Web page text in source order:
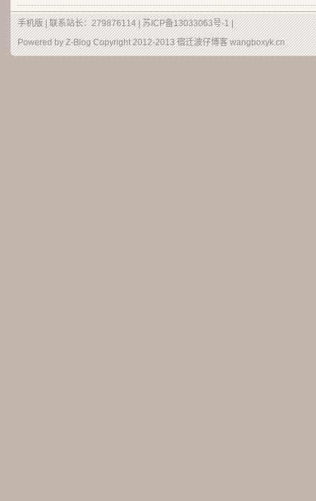
手机版| 联系站长：279876114 |苏ICP备13033063号-1|
Powered by Z-Blog Copyright 2012-2013宿迁波仔博客wangboxyk.cn